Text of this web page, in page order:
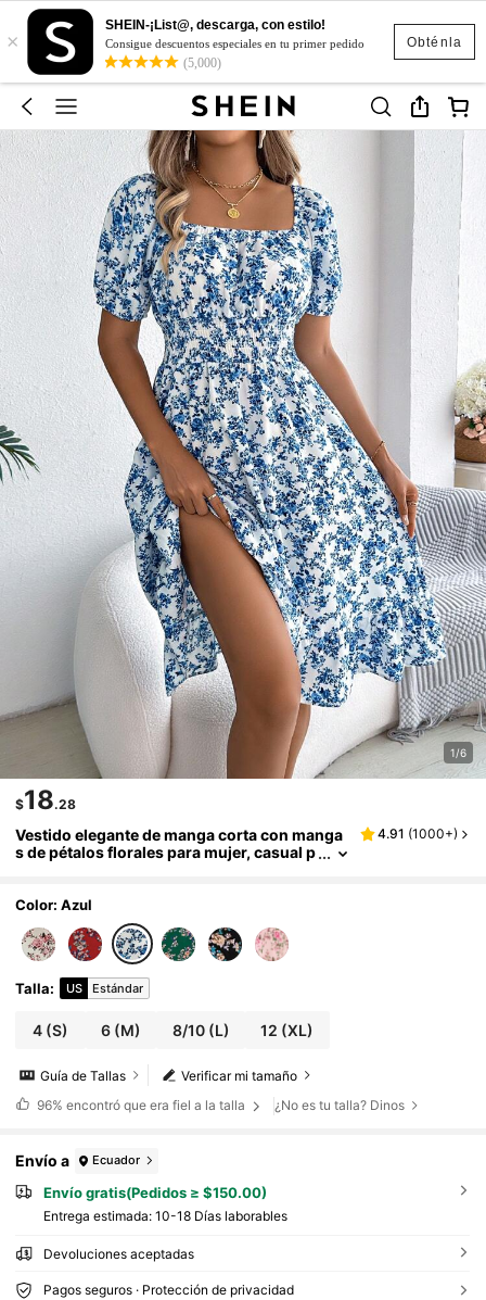
Obténla
×
SHEIN-¡List@, descarga, con estilo!
Consigue descuentos especiales en tu primer pedido
(5,000)
1/6
$18.28
Vestido elegante de manga corta con manga
s de pétalos florales para mujer, casual p
4.91 (1000+)
Color: Azul
Talla: US Estándar
4 (S) 6 (M) 8/10(L) 12 (XL)
Verificar mi tamaño
Guía de Tallas
96% encontró que era fiel a la talla ¿No es tu talla? Dinos
Envío a Ecuador
Envío gratis(Pedidos ≥ $150.00)
Entrega estimada: 10-18 Días laborables
Devoluciones aceptadas
Pagos seguros · Protección de privacidad